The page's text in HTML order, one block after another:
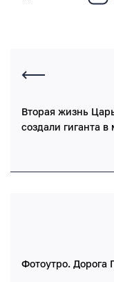
Вторая жизнь
создали гиганта
Фотоутро. Дорога